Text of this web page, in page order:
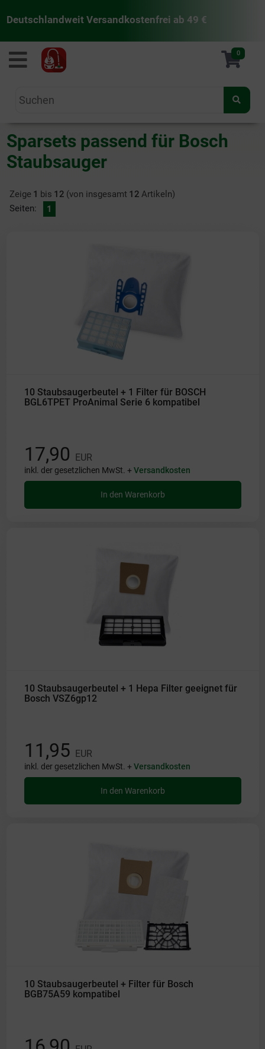
Deutschlandweit Versandkostenfrei ab 49 €
staubsaugermanufaktur 0
Sparsets passend für Bosch
Staubsauger
Zeige 1 bis 12 (von insgesamt 12 Artikeln)
Seiten:
1
10 Staubsaugerbeutel + 1 Filter für BOSCH
BGL6TPET ProAnimal Serie 6 kompatibel
17,90 EUR
inkl. der gesetzlichen MwSt. +Versandkosten
In den Warenkorb
10 Staubsaugerbeutel + 1 Hepa Filter geeignet für
Bosch VSZ6gp12
11,95 EUR
inkl. der gesetzlichen MwSt. +Versandkosten
In den Warenkorb
10 Staubsaugerbeutel + Filter für Bosch
BGB75A59 kompatibel